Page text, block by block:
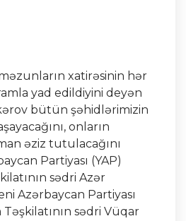
xatirəsinin hər
yad edildiyini deyən
bütün şəhidlərimizin
onların
əziz tutulacağını
Partiyası (YAP)
sədri Azər
Azərbaycan Partiyası
Təşkilatının sədri Vüqar